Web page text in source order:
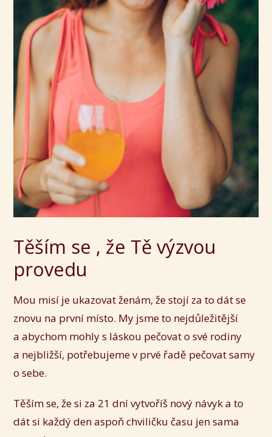
Těším se , že Tě výzvou
provedu
Mou misí je ukazovat ženám, že stojí za to dát se
znovu na první místo. My jsme to nejdůležitější
a abychom mohly s láskou pečovat o své rodiny
a nejbližší, potřebujeme v prvé řadě pečovat samy
o sebe.
Těším se, že si za 21 dní vytvoříš nový návyk a to
dát si každý den aspoň chviličku času jen sama